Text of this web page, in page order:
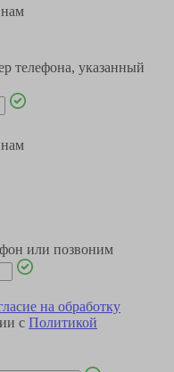
телефона, указанный
или позвоним
на обработку
с Политикой